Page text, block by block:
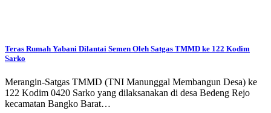
Teras Rumah Yabani Dilantai Semen Oleh Satgas TMMD ke 122 Kodim
Sarko
Merangin-Satgas TMMD (TNI Manunggal Membangun Desa) ke
122 Kodim 0420 Sarko yang dilaksanakan di desa Bedeng Rejo
kecamatan Bangko Barat…